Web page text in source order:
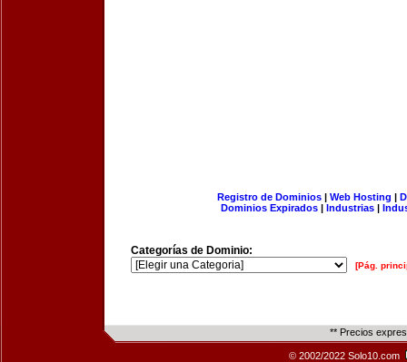
Registro de Dominios| Web Hosting |
Dominios Expirados | Industrias |
Categorías de Dominio:
[Pág.
** Precios
© 2002/2022 Solo10.com